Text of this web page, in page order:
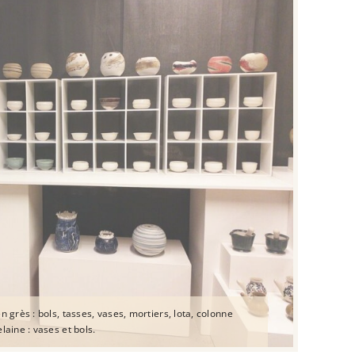
grès : bols, tasses, vases, mortiers, lota, colonne
: vases et bols.